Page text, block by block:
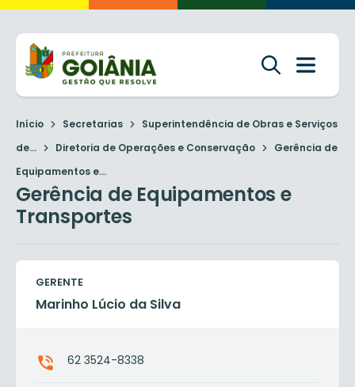
Início Secretarias
Superintendência de Obras e Serviços
de...
Diretoria de Operações e Conservação
Gerência de
Equipamentos e...
Gerência de Equipamentos e
Transportes
GERENTE
Marinho Lúcio da Silva
62 3524-8338